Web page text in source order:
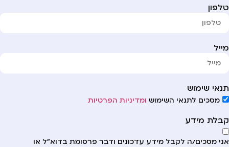
שימוש
מסכים לתנאי השימושומדיניות הפרטיות
מידע
מסכים/ה לקבל מידע עדכונים ודבר פרסומת בדוא"ל או